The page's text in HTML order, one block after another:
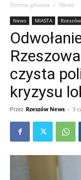
Strona główna News
News MIASTA Rzeszów
czysta
kryzysu
Przez Rzeszów News - 3